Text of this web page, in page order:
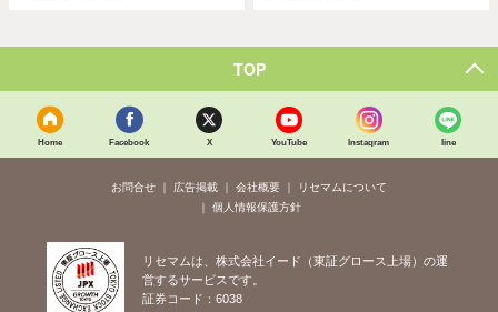
TOP
Home Facebook X YouTube Instagram line
お問合せ 広告掲載 会社概要
リセマムについて
個人情報保護方針
リセマムは、株式会社イード（東証グロース上場）の運
営するサービスです。
証券コード：6038